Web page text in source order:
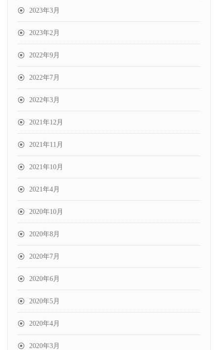
2023年3月
2023年2月
2022年9月
2022年7月
2022年3月
2021年12月
2021年11月
2021年10月
2021年4月
2020年10月
2020年8月
2020年7月
2020年6月
2020年5月
2020年4月
2020年3月